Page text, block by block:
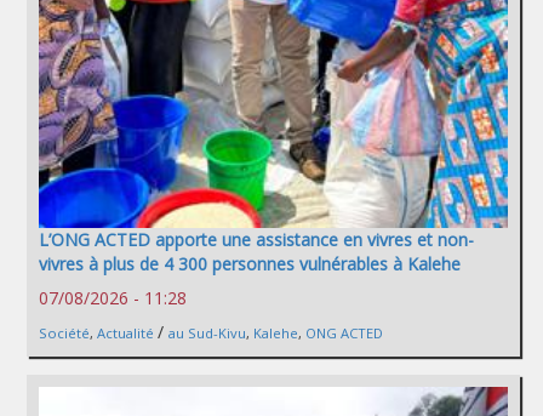
L’ONG ACTED apporte une assistance en vivres et non-
vivres à plus de 4 300 personnes vulnérables à Kalehe
07/08/2026 - 11:28
Société, Actualité / au Sud-Kivu, Kalehe, ONG ACTED